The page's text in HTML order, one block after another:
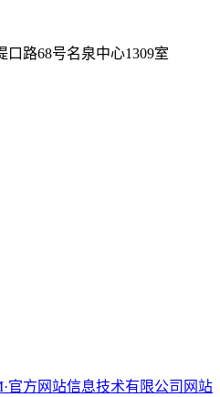
口路68号名泉中心1309室
官方网站信息技术有限公司 网站